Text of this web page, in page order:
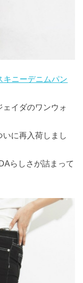
キニーデニムパン
イダのワンウォ
に再入荷しまし
らしさが詰まって